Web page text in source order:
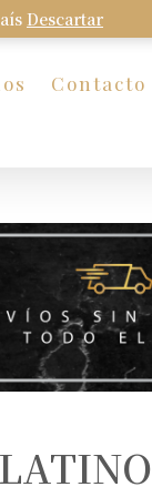
Descartar
Contacto